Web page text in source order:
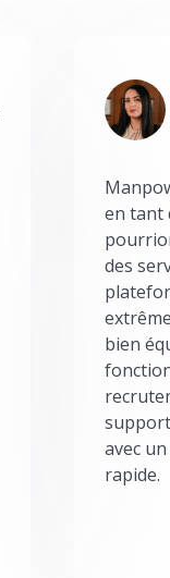
en tant
des
bien
avec
rapide.